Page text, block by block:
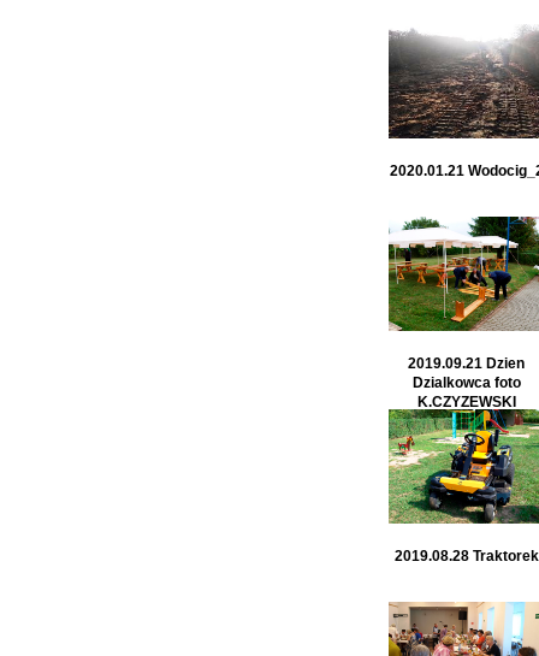
2020.01.21
2019.09.21 Dzien
Dzialkowca foto
K.CZYZEWSKI
2019.08.28 Traktorek